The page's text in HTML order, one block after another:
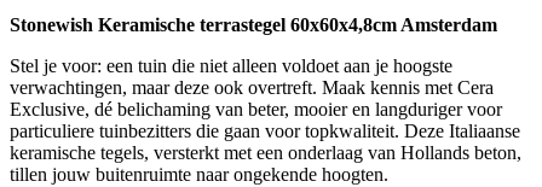
Stonewish Keramische terrastegel 60x60x4,8cm Amsterdam
Stel je voor: een tuin die niet alleen voldoet aan je hoogste
verwachtingen, maar deze ook overtreft. Maak kennis met Cera
Exclusive, dé belichaming van beter, mooier en langduriger voor
particuliere tuinbezitters die gaan voor topkwaliteit. Deze Italiaanse
keramische tegels, versterkt met een onderlaag van Hollands beton,
tillen jouw buitenruimte naar ongekende hoogten.